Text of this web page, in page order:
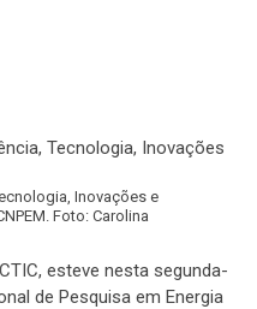
Inovações e
Foto: Carolina
esteve nesta segunda-
de Pesquisa em Energia